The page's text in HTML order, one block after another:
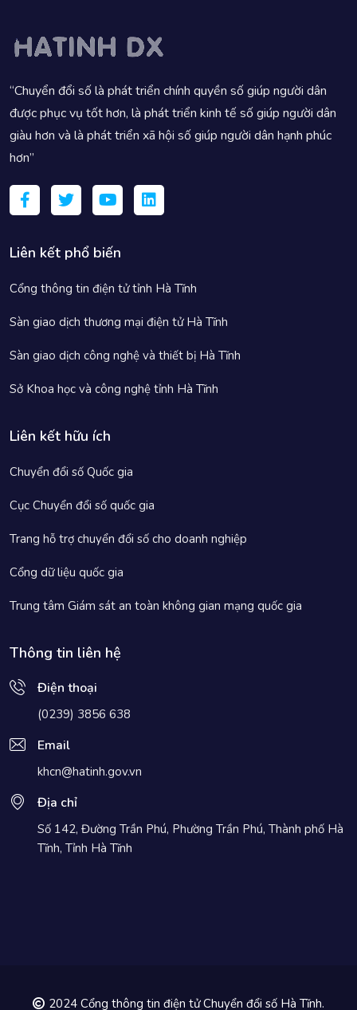
“Chuyển đổi số là phát triển chính quyền số giúp người dân
được phục vụ tốt hơn, là phát triển kinh tế số giúp người dân
giàu hơn và là phát triển xã hội số giúp người dân hạnh phúc
hơn”
Liên kết phổ biến
Cổng thông tin điện tử tỉnh Hà Tĩnh
Sàn giao dịch thương mại điện tử Hà Tĩnh
Sàn giao dịch công nghệ và thiết bị Hà Tĩnh
Sở Khoa học và công nghệ tỉnh Hà Tĩnh
Liên kết hữu ích
Chuyển đổi số Quốc gia
Cục Chuyển đổi số quốc gia
Trang hỗ trợ chuyển đổi số cho doanh nghiệp
Cổng dữ liệu quốc gia
Trung tâm Giám sát an toàn không gian mạng quốc gia
Thông tin liên hệ
Điện thoại
(0239) 3856 638
Email
khcn@hatinh.gov.vn
Địa chỉ
Số 142, Đường Trần Phú, Phường Trần Phú, Thành phố Hà
Tĩnh, Tỉnh Hà Tĩnh
2024 Cổng thông tin điện tử Chuyển đổi số Hà Tĩnh.